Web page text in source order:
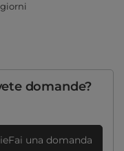
domande?
una domanda